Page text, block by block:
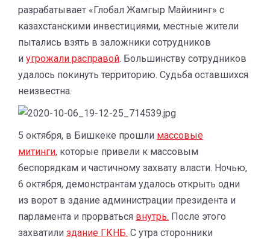
разрабатывает «Глобал Жамгыр Майининг» с
казахстанскими инвестициями, местные жители
пытались взять в заложники сотрудников
и угрожали расправой. Большинству сотрудников
удалось покинуть территорию. Судьба оставшихся
неизвестна.
5 октября, в Бишкеке прошли массовые
митинги, которые привели к массовым
беспорядкам и частичному захвату власти. Ночью,
6 октября, демонстрантам удалось открыть одни
из ворот в здание администрации президента и
парламента и прорваться внутрь. После этого
захватили здание ГКНБ. С утра сторонники